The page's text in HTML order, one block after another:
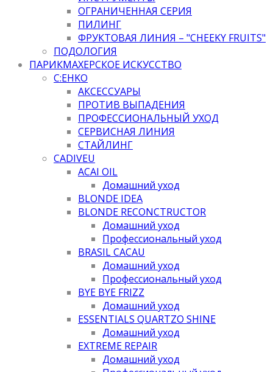
ОГРАНИЧЕННАЯ СЕРИЯ
ПИЛИНГ
ФРУКТОВАЯ ЛИНИЯ – "CHEEKY FRUITS"
ПОДОЛОГИЯ
ПАРИКМАХЕРСКОЕ ИСКУССТВО
C:EHKO
АКСЕССУАРЫ
ПРОТИВ ВЫПАДЕНИЯ
ПРОФЕССИОНАЛЬНЫЙ УХОД
СЕРВИСНАЯ ЛИНИЯ
СТАЙЛИНГ
CADIVEU
ACAI OIL
Домашний уход
BLONDE IDEA
BLONDE RECONCTRUCTOR
Домашний уход
Профессиональный уход
BRASIL CACAU
Домашний уход
Профессиональный уход
BYE BYE FRIZZ
Домашний уход
ESSENTIALS QUARTZO SHINE
Домашний уход
EXTREME REPAIR
Домашний уход